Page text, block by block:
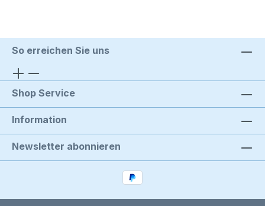
So erreichen Sie uns
Shop Service
Information
Newsletter abonnieren